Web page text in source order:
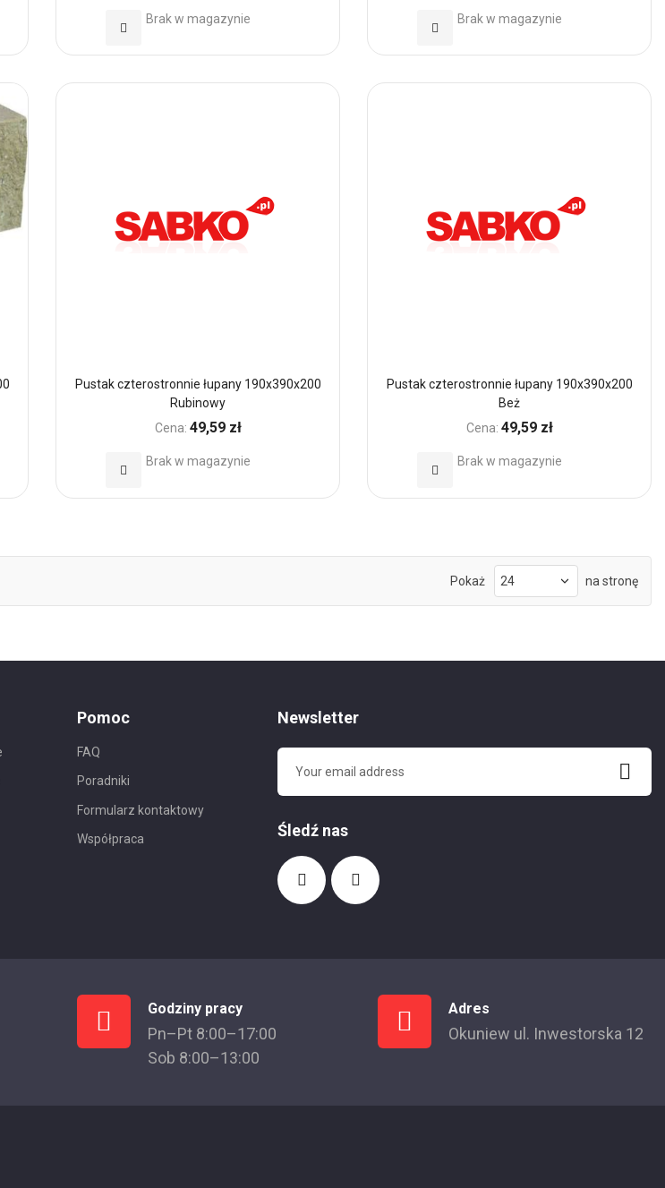
Brak w magazynie
Dodaj
Brak w magazynie
Dodaj
Pustak czterostronnie łupany 190x390x200
Rubinowy
Cena: 49,59 zł
Brak w magazynie
Dodaj
Pustak czterostronnie łupany 190x390x200
Beż
Cena: 49,59 zł
Brak w magazynie
Dodaj
Pokaż na stronę
Pomoc
FAQ
Poradniki
Formularz kontaktowy
Współpraca
Newsletter
Śledź nas
Godziny pracy
Pn–Pt 8:00–17:00
Sob 8:00–13:00
Adres
Okuniew ul. Inwestorska 12